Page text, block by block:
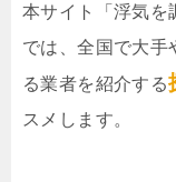
本サイト「浮気を
では、全国で大手
る業者を紹介する
スメします。